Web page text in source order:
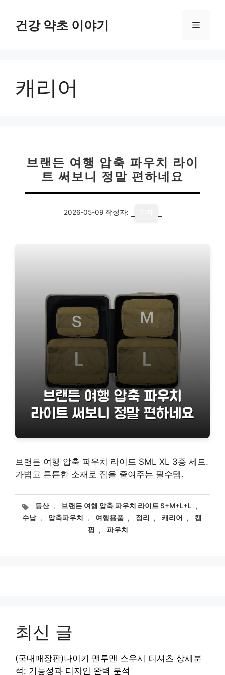
건강 약초 이야기 메
캐리어
브랜든 여행 압축 파우치 라이
트 써보니 정말 편하네요
2026-05-09 작성자:
브랜든 여행 압축 파우치 라이트 SML XL 3종 세트.
가볍고 튼튼한 소재로 짐을 줄여주는 필수템.
태
그
등산 , 브랜든 여행 압축 파우치 라이트 S+M+L+L
,
수납 , 압축파우치 , 여행용품 , 정리 , 캐리어 ,
캠
핑
, 파우치
최신 글
(국내매장판)나이키 맨투맨 스우시 티셔츠 상세분
석: 기능성과 디자인 완벽 분석